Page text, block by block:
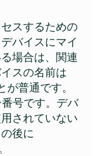
スするための
バイスにマイ
場合は、関連
スの名前は
が普通です。
号です。デバ
されていない
後に